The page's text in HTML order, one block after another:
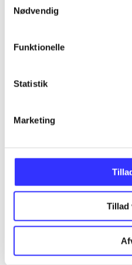
Nødvendig
Funktionelle
Statistik
Marketing
Tillad
Springdale
Staldens hemmelighed